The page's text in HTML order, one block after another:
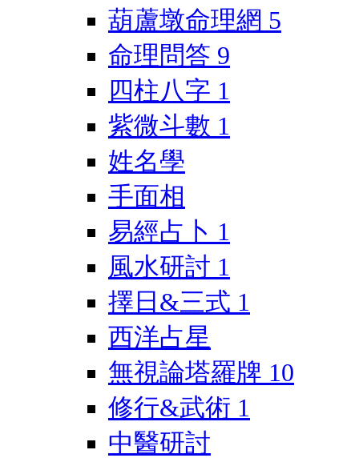
葫蘆墩命理網 5
命理問答 9
四柱八字 1
紫微斗數 1
姓名學
手面相
易經占卜 1
風水研討 1
擇日&三式 1
西洋占星
無視論塔羅牌 10
修行&武術 1
中醫研討